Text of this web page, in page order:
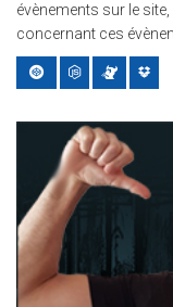
évènements sur le
concernant ces